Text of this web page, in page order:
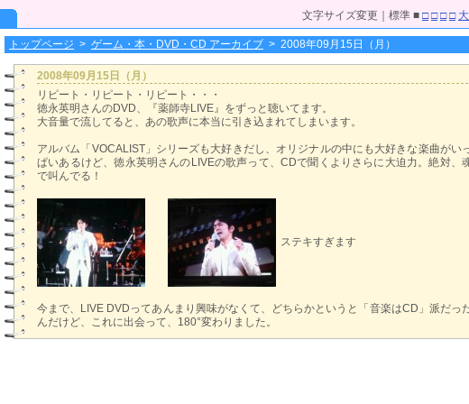
文字サイズ変更｜標準 ■ □ □ □ □
トップページ > ゲーム・本・DVD・CD アーカイブ > 2008年09月15日（月）
2008年09月15日（月）
リピート・リピート・リピート・・・
徳永英明さんのDVD、『薬師寺LIVE』をずっと聴いてます。
大音量で流してると、あの歌声に本当に引き込まれてしまいます。
アルバム「VOCALIST」シリーズも大好きだし、オリジナルの中にも大好きな楽曲がい
ぱいあるけど、徳永英明さんのLIVEの歌声って、CDで聞くよりさらに大迫力。絶対、
で叫んでる！
ステキすぎます
今まで、LIVE DVDってあんまり興味がなくて、どちらかというと「音楽はCD」派だっ
んだけど、これに出会って、180°変わりました。